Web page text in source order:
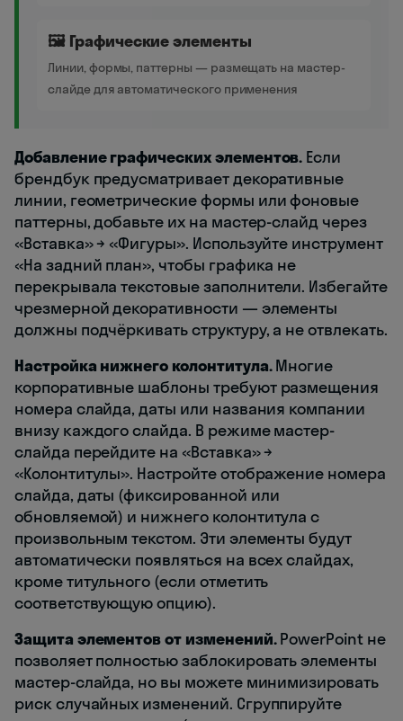
🖼️ Графические элементы
Линии, формы, паттерны — размещать на мастер-
слайде для автоматического применения
Добавление графических элементов. Если
брендбук предусматривает декоративные
линии, геометрические формы или фоновые
паттерны, добавьте их на мастер-слайд через
«Вставка» → «Фигуры». Используйте инструмент
«На задний план», чтобы графика не
перекрывала текстовые заполнители. Избегайте
чрезмерной декоративности — элементы
должны подчёркивать структуру, а не отвлекать.
Настройка нижнего колонтитула.Многие
корпоративные шаблоны требуют размещения
номера слайда, даты или названия компании
внизу каждого слайда. В режиме мастер-
слайда перейдите на «Вставка» →
«Колонтитулы». Настройте отображение номера
слайда, даты (фиксированной или
обновляемой) и нижнего колонтитула с
произвольным текстом. Эти элементы будут
автоматически появляться на всех слайдах,
кроме титульного (если отметить
соответствующую опцию).
Защита элементов от изменений.PowerPoint не
позволяет полностью заблокировать элементы
мастер-слайда, но вы можете минимизировать
риск случайных изменений. Сгруппируйте